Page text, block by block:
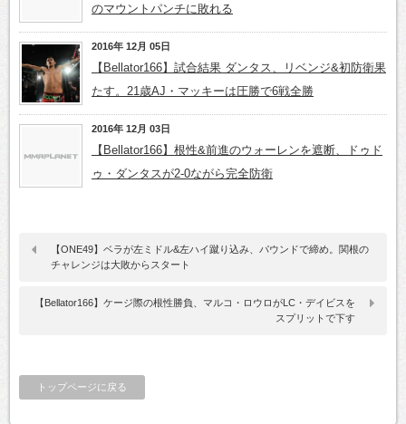
のマウントパンチに敗れる
2016年 12月 05日
【Bellator166】試合結果 ダンタス、リベンジ&初防衛果
たす。21歳AJ・マッキーは圧勝で6戦全勝
2016年 12月 03日
【Bellator166】根性&前進のウォーレンを遮断、ドゥド
ゥ・ダンタスが2-0ながら完全防衛
【ONE49】ベラが左ミドル&左ハイ蹴り込み、パウンドで締め。関根の
チャレンジは大敗からスタート
【Bellator166】ケージ際の根性勝負、マルコ・ロウロがLC・デイビスを
スプリットで下す
トップページに戻る